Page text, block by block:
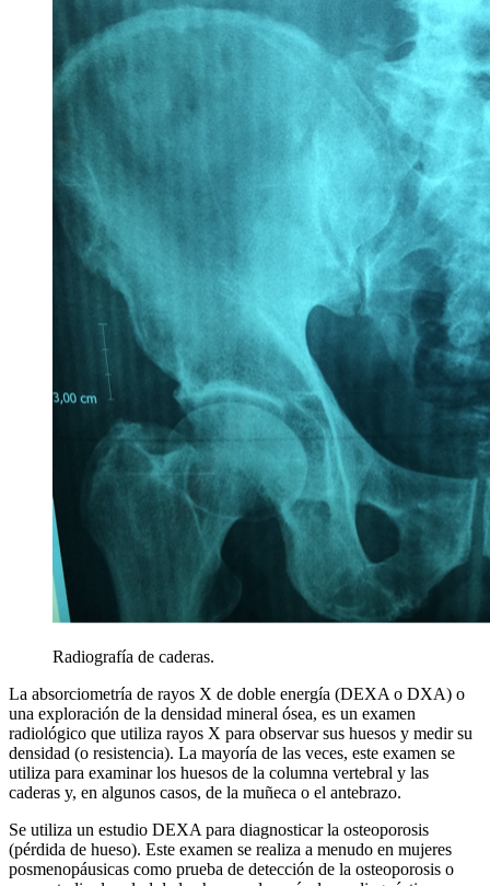
Radiografía de caderas.
La absorciometría de rayos X de doble energía (DEXA o DXA) o
una exploración de la densidad mineral ósea, es un examen
radiológico que utiliza rayos X para observar sus huesos y medir su
densidad (o resistencia). La mayoría de las veces, este examen se
utiliza para examinar los huesos de la columna vertebral y las
caderas y, en algunos casos, de la muñeca o el antebrazo.
Se utiliza un estudio DEXA para diagnosticar la osteoporosis
(pérdida de hueso). Este examen se realiza a menudo en mujeres
posmenopáusicas como prueba de detección de la osteoporosis o